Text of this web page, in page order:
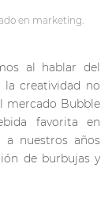
en marketing
al hablar del
la creatividad no
mercado Bubble
favorita en
a nuestros años
de burbujas y